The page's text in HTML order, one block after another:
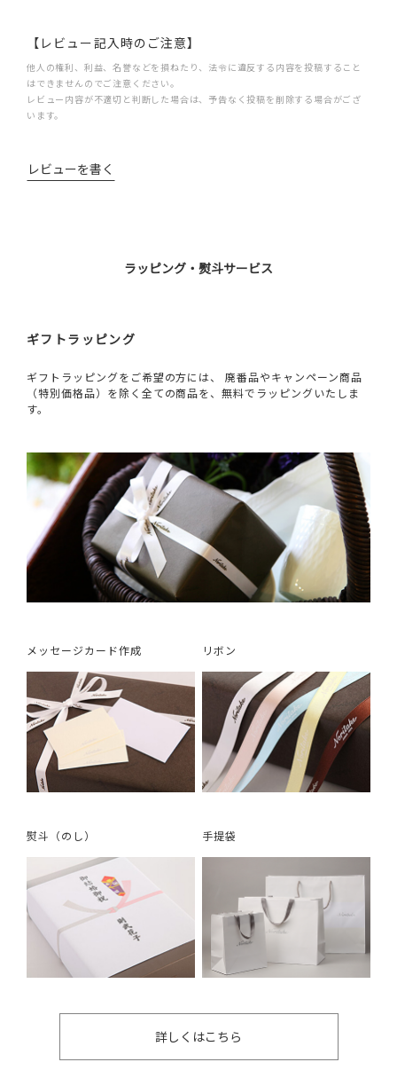
【レビュー記入時のご注意】
他人の権利、利益、名誉などを損ねたり、法令に違反する内容を投稿すること
はできませんのでご注意ください。
レビュー内容が不適切と判断した場合は、予告なく投稿を削除する場合がござ
います。
レビューを書く
ラッピング・熨斗サービス
ギフトラッピング
ギフトラッピングをご希望の方には、 廃番品やキャンペーン商品
（特別価格品）を除く全ての商品を、無料でラッピングいたしま
す。
メッセージカード作成 リボン
熨斗（のし） 手提袋
詳しくはこちら